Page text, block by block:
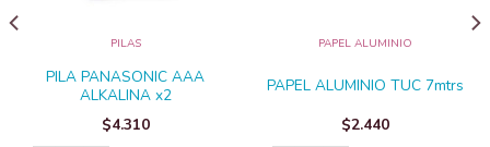
PILAS
PILA PANASONIC AAA
ALKALINA x2
$4.310
PAPEL ALUMINIO
PAPEL ALUMINIO TUC 7mtrs
$2.440